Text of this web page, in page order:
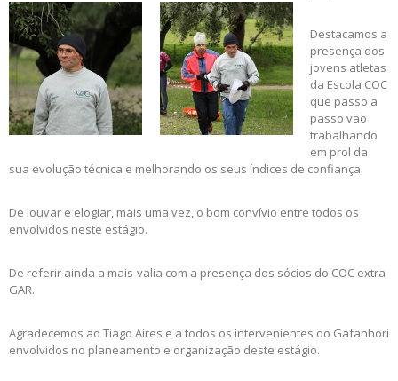
Destacamos a
presença dos
jovens atletas
da Escola COC
que passo a
passo vão
trabalhando
em prol da
sua evolução técnica e melhorando os seus índices de confiança.
De louvar e elogiar, mais uma vez, o bom convívio entre todos os
envolvidos neste estágio.
De referir ainda a mais-valia com a presença dos sócios do COC extra
GAR.
Agradecemos ao Tiago Aires e a todos os intervenientes do Gafanhori
envolvidos no planeamento e organização deste estágio.